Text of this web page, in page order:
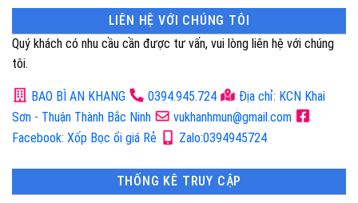
LIÊN HỆ VỚI CHÚNG TÔI
Quý khách có nhu cầu cần được tư vấn, vui lòng liên hệ với chúng
tôi.
BAO BÌ AN KHANG 0394.945.724
Địa chỉ: KCN Khai
Sơn - Thuận Thành Bắc Ninh
vukhanhmun@gmail.com
Facebook: Xốp Bọc ổi giá Rẻ
Zalo:0394945724
THỐNG KÊ TRUY CẬP